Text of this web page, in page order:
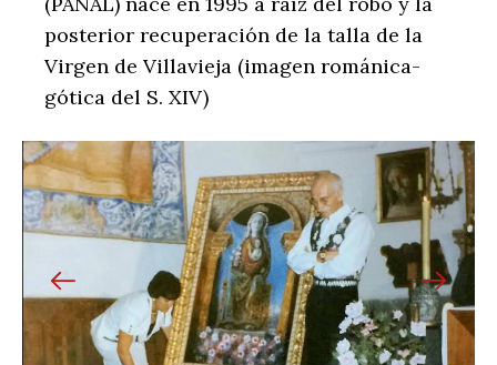
posterior recuperación de la talla de la
Virgen de Villavieja (imagen románica-
gótica del S. XIV)